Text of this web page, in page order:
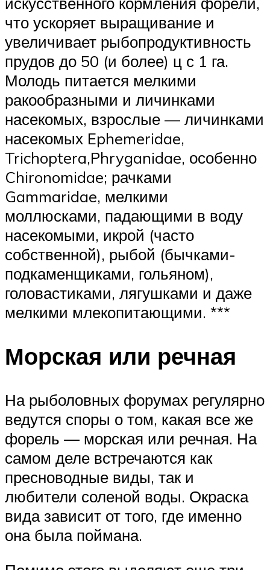
что ускоряет выращивание и
увеличивает рыбопродуктивность
прудов до 50 (и более) ц с 1 га.
Молодь питается мелкими
ракообразными и личинками
насекомых, взрослые — личинками
насекомых Ephemeridae,
Trichoptera,Phryganidae, особенно
Chironomidae; рачками
Gammaridae, мелкими
моллюсками, падающими в воду
насекомыми, икрой (часто
собственной), рыбой (бычками-
подкаменщиками, гольяном),
головастиками, лягушками и даже
мелкими млекопитающими. ***
Морская или речная
На рыболовных форумах регулярно
ведутся споры о том, какая все же
форель — морская или речная. На
самом деле встречаются как
пресноводные виды, так и
любители соленой воды. Окраска
вида зависит от того, где именно
она была поймана.